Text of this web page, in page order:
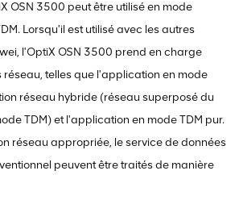
OSN 3500 peut être utilisé en mode
Lorsqu'il est utilisé avec les autres
l'OptiX OSN 3500 prend en charge
telles que l'application en mode
réseau hybride (réseau superposé du
TDM) et l'application en mode TDM pur.
réseau appropriée, le service de données
peuvent être traités de manière